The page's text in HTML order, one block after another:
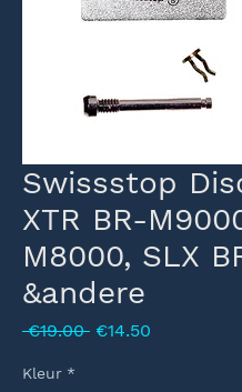
Swissstop
XTR BR-
M8000, SLX
&andere
€19.00 Normale
€14.50
Kleur *